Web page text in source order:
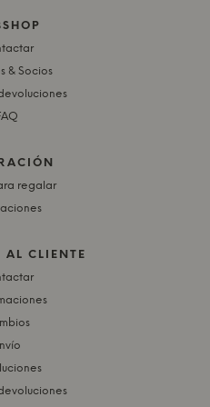
& Socios
regalar
AL CLIENTE